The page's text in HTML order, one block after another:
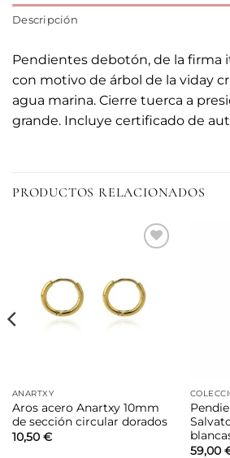
Descripción
Pendientes debotón, de la firma
con motivo de árbol de la viday
agua marina. Cierre tuerca a
grande. Incluye certificado de
PRODUCTOS RELACIONADOS
lista de
deseos
ANARTXY
Aros acero Anartxy 10mm
de sección circular dorados
10,50 €
59,00